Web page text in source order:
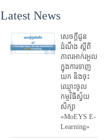
Latest News
សេចក្តីជូន
ដំណឹង ស្តី​ពី
ភាព​រអាក់រអួល​
ក្នុងការ​ទាញ​
យក និង​ចុះ​
ឈ្មោះ​ចូល​
កម្មវិធី​ស្វ័យ
សិក្សា
«MoEYS E-
Learning»